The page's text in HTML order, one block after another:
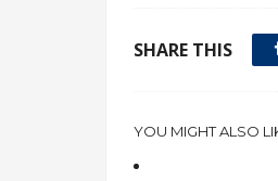
SHARE THIS
YOU MIGHT ALSO